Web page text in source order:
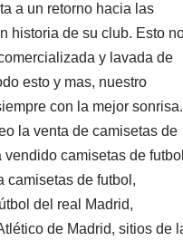
a un retorno hacia las
historia de su club. Esto
y lavada de
esto y mas, nuestro
con la mejor sonrisa.
la venta de camisetas de
camisetas de futbol
camisetas de futbol,
del real Madrid,
de Madrid, sitios de